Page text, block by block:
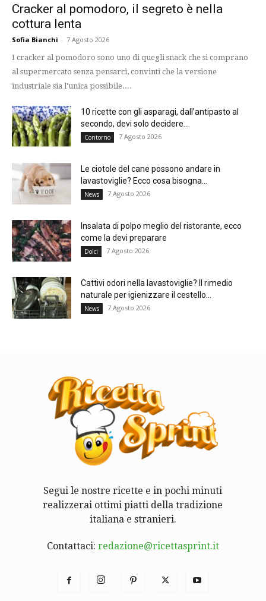
Cracker al pomodoro, il segreto è nella
cottura lenta
Sofia Bianchi - 7 Agosto 2026
I cracker al pomodoro sono uno di quegli snack che si comprano
al supermercato senza pensarci, convinti che la versione
industriale sia l'unica possibile....
10 ricette con gli asparagi, dall’antipasto al
secondo, devi solo decidere...
Contorno 7 Agosto 2026
Le ciotole del cane possono andare in
lavastoviglie? Ecco cosa bisogna...
News 7 Agosto 2026
Insalata di polpo meglio del ristorante, ecco
come la devi preparare
Dolci 7 Agosto 2026
Cattivi odori nella lavastoviglie? Il rimedio
naturale per igienizzare il cestello...
News 7 Agosto 2026
Segui le nostre ricette e in pochi minuti
realizzerai ottimi piatti della tradizione
italiana e stranieri.
Contattaci: redazione@ricettasprint.it